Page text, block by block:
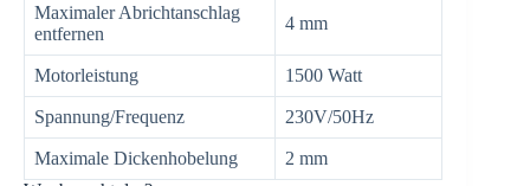
Maximaler Abrichtanschlag
entfernen
4 mm
Motorleistung 1500 Watt
Spannung/Frequenz 230V/50Hz
Maximale Dickenhobelung
2 mm